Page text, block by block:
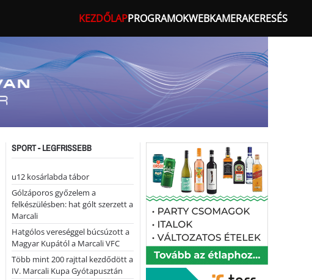
KEZDŐLAPPROGRAMOKWEBKAMERAKERESÉS
SPORT - LEGFRISSEBB
u12 kosárlabda tábor
Gólzáporos győzelem a
felkészülésben: hat gólt szerzett a
Marcali
Hatgólos vereséggel búcsúzott a
Magyar Kupától a Marcali VFC
Több mint 200 rajttal kezdődött a
IV. Marcali Kupa Gyótapusztán